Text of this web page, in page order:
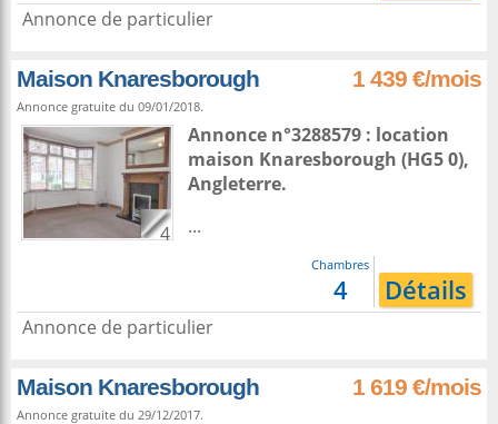
Annonce de particulier
Maison Knaresborough 1 439 €/mois
Annonce gratuite du 09/01/2018.
4
Annonce n°3288579 : location
maison Knaresborough (HG5 0),
Angleterre.
...
Chambres
4 Détails
Annonce de particulier
Maison Knaresborough 1 619 €/mois
Annonce gratuite du 29/12/2017.